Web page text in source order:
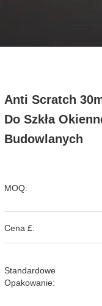
Anti Scratch
Do Szkła
Budowlanych
MOQ:
Cena £:
Standardowe
Opakowanie: